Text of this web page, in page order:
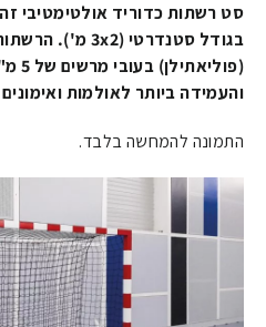
סט רשתות כדוריד אולטימטיבי
והעמידה ביותר לאולמות
התמונה להמחשה בלבד.